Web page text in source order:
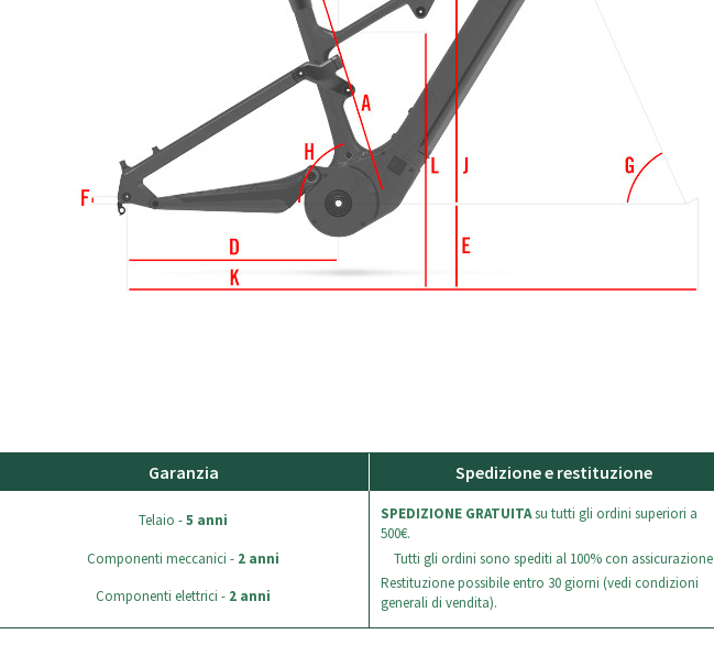
Garanzia
Telaio -5 anni
Componenti meccanici - 2 anni
Componenti elettrici - 2 anni
Spedizione e restituzione
SPEDIZIONE GRATUITAsu tutti gli ordini superiori a
500€.
Tutti gli ordini sono spediti al 100% con assicurazione
Restituzione possibile entro 30 giorni (vedi condizioni
generali di vendita).